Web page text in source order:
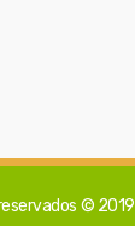
© 2019